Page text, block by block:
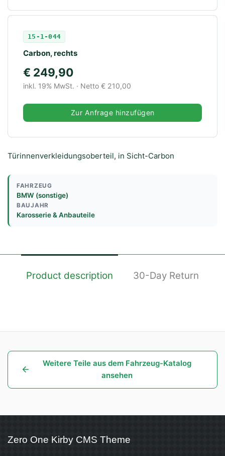
15-1-044
Carbon, rechts
€ 249,90
inkl. 19% MwSt. · Netto € 210,00
Zur Anfrage hinzufügen
Türinnenverkleidungsoberteil, in Sicht-Carbon
FAHRZEUG
BMW (sonstige)
BAUJAHR
Karosserie & Anbauteile
Product description 30-Day Return
Weitere Teile aus dem Fahrzeug-Katalog
ansehen
Zero One Kirby CMS Theme